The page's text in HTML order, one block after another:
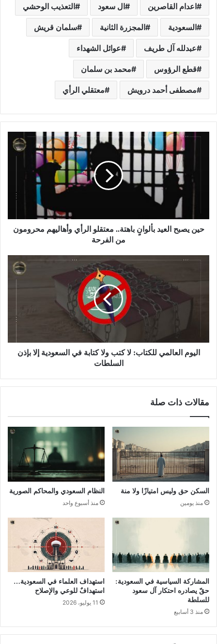
اعدام القاصرين ال سعود التعذيب الوحشي
السعودية المجزرة الثانية سلمان قريش
عبدلله آل طريف عوائل الشهداء
قطع الرؤوس محمد بن سلمان
مصطفى أحمد درويش معتقلي الرأي
حين يصبح العيد بألوانٍ باهتة.. معتقلو الرأي وأهاليهم محرومون
من الفرحة
اليوم العالمي للكتاب: لا كتب ولا كتابة في السعودية إلا بإذن
السلطات
مقالات ذات صلة
السكن حق وليس امتيازًا ولا منة
منذ يومين
النظام السعودي والمحاكم الصورية
منذ أسبوع واحد
المشاركة السياسية في السعودية:
حقّ يصادره احتكار آل سعود
للسلطة
منذ 3 أسابيع
استهداف العلماء في السعودية…
استهدافٌ للوعي والإصلاح
11 يوليو، 2026